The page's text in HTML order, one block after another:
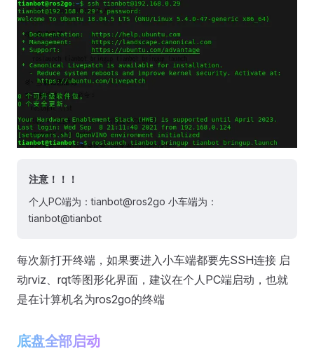
注意！！！
个人PC端为：tianbot@ros2go 小车端为：
tianbot@tianbot
每次新打开终端，如果要进入小车端都要先SSH连接 启
动rviz、rqt等图形化界面，建议在个人PC端启动，也就
是在计算机名为ros2go的终端
底盘全部启动